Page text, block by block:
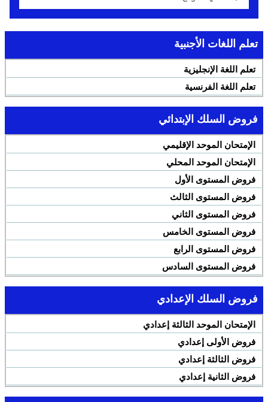
تعلم اللغات الأجنبية
تعلم اللغة الإنجليزية
تعلم اللغة الفرنسية
فروض السلك الإبتدائي
الإمتحان الموحد الإقليمي
الإمتحان الموحد المحلي
فروض المستوى الأول
فروض المستوى الثالث
فروض المستوى الثاني
فروض المستوى الخامس
فروض المستوى الرابع
فروض المستوى السادس
فروض السلك الإعدادي
الإمتحان الموحد الثالثة إعدادي
فروض الأولى إعدادي
فروض الثالثة إعدادي
فروض الثانية إعدادي